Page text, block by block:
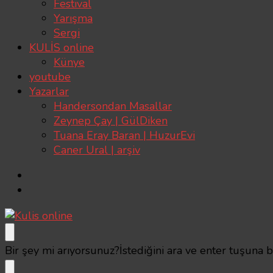
Festival
Yarışma
Sergi
KULİS online
Künye
youtube
Yazarlar
Handersondan Masallar
Zeynep Çay | GülDiken
Tuana Eray Baran | HuzurEvi
Caner Ural | arşiv
Kulis online
Kulis’ten geçmeden sahneye çıkılmaz
Bir şey mi arıyorsunuz?İstediğini ara ve enter tuşuna